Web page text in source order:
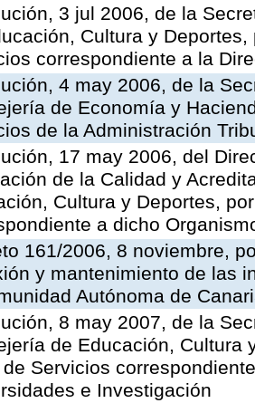
3 jul 2006, de la
Cultura y
correspondiente a la
4 may 2006, de la
de Economía y
de la Administración
17 may 2006, del
de la Calidad y
Cultura y Deportes,
a dicho
161/2006, 8 noviembre,
y mantenimiento de las
Autónoma de
8 may 2007, de la
de Educación, Cultura
de Servicios
e Investigación